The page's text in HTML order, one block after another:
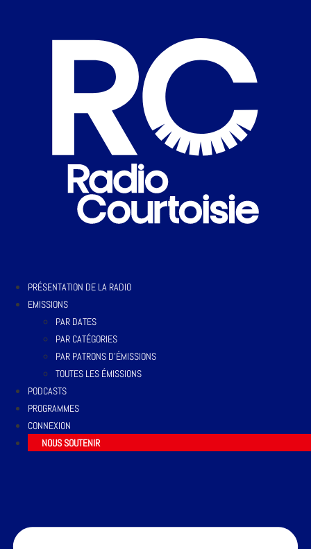
PRÉSENTATION DE LA RADIO
EMISSIONS
PAR DATES
PAR CATÉGORIES
PAR PATRONS D’ÉMISSIONS
TOUTES LES ÉMISSIONS
PODCASTS
PROGRAMMES
CONNEXION
NOUS SOUTENIR